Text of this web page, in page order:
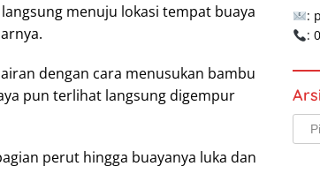
menuju lokasi tempat buaya
dengan cara menusukan bambu
pun terlihat langsung digempur
perut hingga buayanya luka dan
:
: